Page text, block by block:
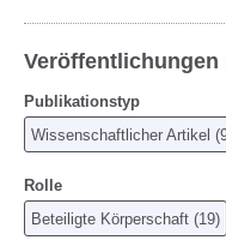
Veröffentlichungen
Publikationstyp
Wissenschaftlicher Artikel (
Rolle
Beteiligte Körperschaft (19)